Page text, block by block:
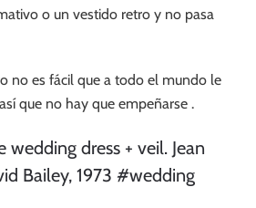
o un vestido retro y no pasa
no es fácil que a todo el mundo le
que no hay que empeñarse .